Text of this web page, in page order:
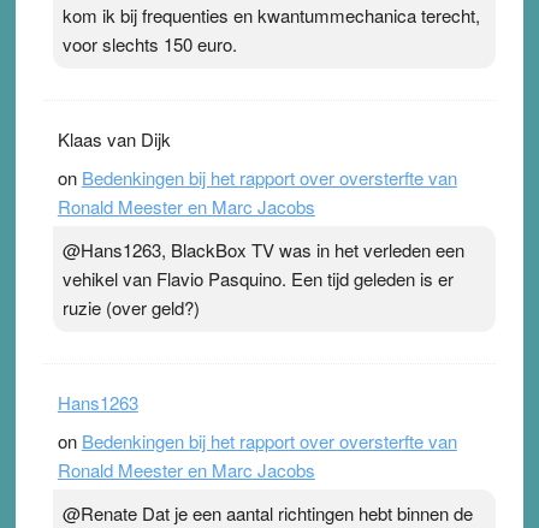
kom ik bij frequenties en kwantummechanica terecht,
voor slechts 150 euro.
Klaas van Dijk
on Bedenkingen bij het rapport over oversterfte van
Ronald Meester en Marc Jacobs
@Hans1263, BlackBox TV was in het verleden een
vehikel van Flavio Pasquino. Een tijd geleden is er
ruzie (over geld?)
Hans1263
on Bedenkingen bij het rapport over oversterfte van
Ronald Meester en Marc Jacobs
@Renate Dat je een aantal richtingen hebt binnen de